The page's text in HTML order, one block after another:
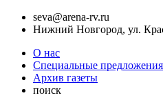
seva@arena-rv.ru
Нижний Новгород, ул.
О нас
Специальные предложения
Архив газеты
поиск